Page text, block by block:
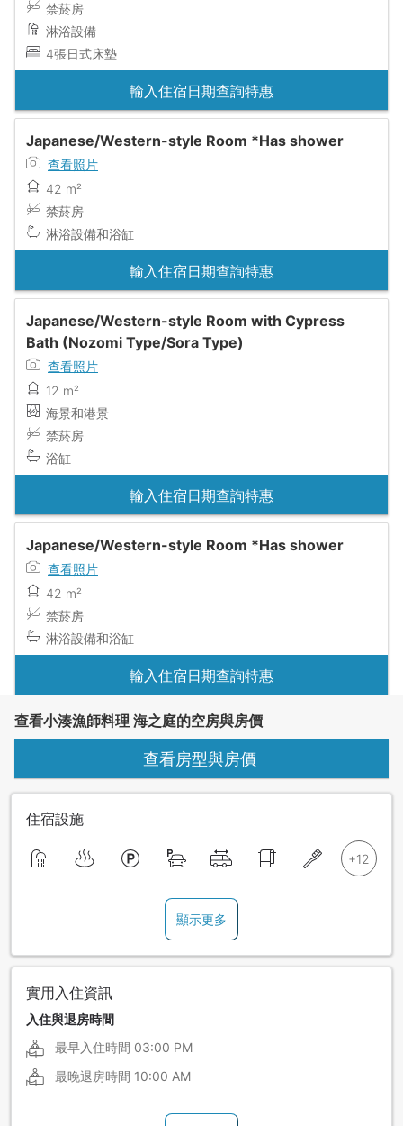
禁菸房
淋浴設備
4張日式床墊
輸入住宿日期查詢特惠
Japanese/Western-style Room *Has shower
查看照片
42 m²
禁菸房
淋浴設備和浴缸
輸入住宿日期查詢特惠
Japanese/Western-style Room with Cypress
Bath (Nozomi Type/Sora Type)
查看照片
12 m²
海景和港景
禁菸房
浴缸
輸入住宿日期查詢特惠
Japanese/Western-style Room *Has shower
查看照片
42 m²
禁菸房
淋浴設備和浴缸
輸入住宿日期查詢特惠
查看小湊漁師料理 海之庭的空房與房價
查看房型與房價
住宿設施
顯示更多
實用入住資訊
入住與退房時間
最早入住時間 03:00 PM
最晚退房時間 10:00 AM